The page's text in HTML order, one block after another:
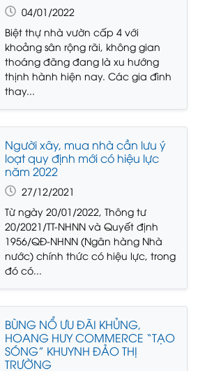
04/01/2022
Biệt thự nhà vườn cấp 4 với
khoảng sân rộng rãi, không gian
thoáng đãng đang là xu hướng
thịnh hành hiện nay. Các gia đình
thay...
Người xây, mua nhà cần lưu ý
loạt quy định mới có hiệu lực
năm 2022
27/12/2021
Từ ngày 20/01/2022, Thông tư
20/2021/TT-NHNN và Quyết định
1956/QĐ-NHNN (Ngân hàng Nhà
nước) chính thức có hiệu lực, trong
đó có...
BÙNG NỔ ƯU ĐÃI KHỦNG,
HOANG HUY COMMERCE “TẠO
SÓNG” KHUYNH ĐẢO THỊ
TRƯỜNG